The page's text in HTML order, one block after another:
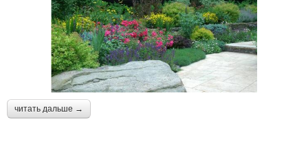
читать дальше →